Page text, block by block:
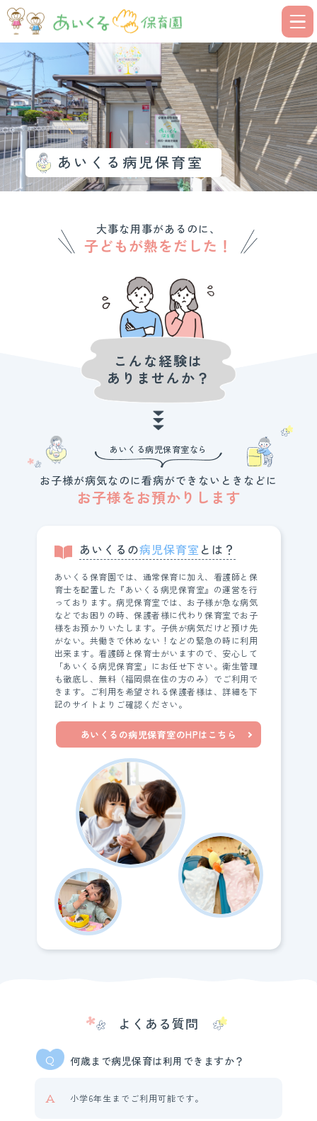
あいくる病児保育室
大事な用事があるのに、
子どもが熱をだした！
こんな経験は
ありませんか？
あいくる病児保育室なら
お子様が病気なのに看病ができないときなどに
お子様をお預かりします
あいくるの病児保育室 とは？
あいくる保育園では、通常保育に加え、看護師と保
育士を配置した『あいくる病児保育室』の運営を行
っております。病児保育室では、お子様が急な病気
などでお困りの時、保護者様に代わり保育室でお子
様をお預かりいたします。子供が病気だけど預け先
がない。共働きで休めない！などの緊急の時に利用
出来ます。看護師と保育士がいますので、安心して
「あいくる病児保育室」にお任せ下さい。衛生管理
も徹底し、無料（福岡県在住の方のみ）でご利用で
きます。ご利用を希望される保護者様は、詳細を下
記のサイトよりご確認ください。
あいくるの病児保育室のHPはこちら
よくある質問
Q 何歳まで病児保育は利用できますか？
A 小学6年生までご利用可能です。